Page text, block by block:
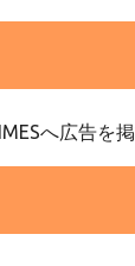
へ広告を